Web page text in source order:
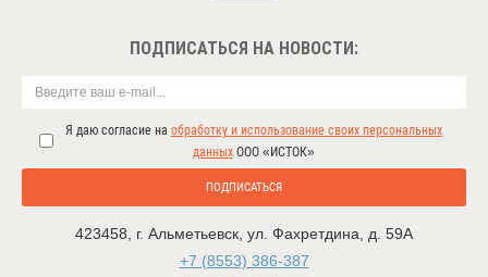
ПОДПИСАТЬСЯ НА НОВОСТИ:
Я даю согласие на обработку и использование своих персональных
данныхООО «ИСТОК»
ПОДПИСАТЬСЯ
423458 г. Альметьевск ул. Фахретдина, д. 59А
+7 (8553) 386-387